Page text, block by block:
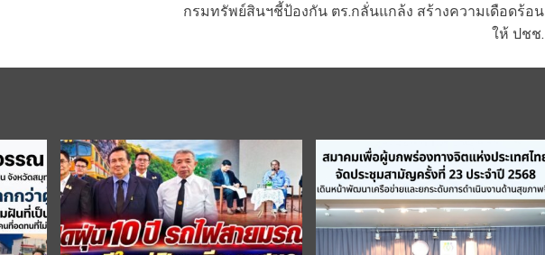
กรมทรัพย์สินฯชี้ป้องกัน ตร.กลั่นแกล้ง สร้างความเดือดร้อน
ให้ ปชช.